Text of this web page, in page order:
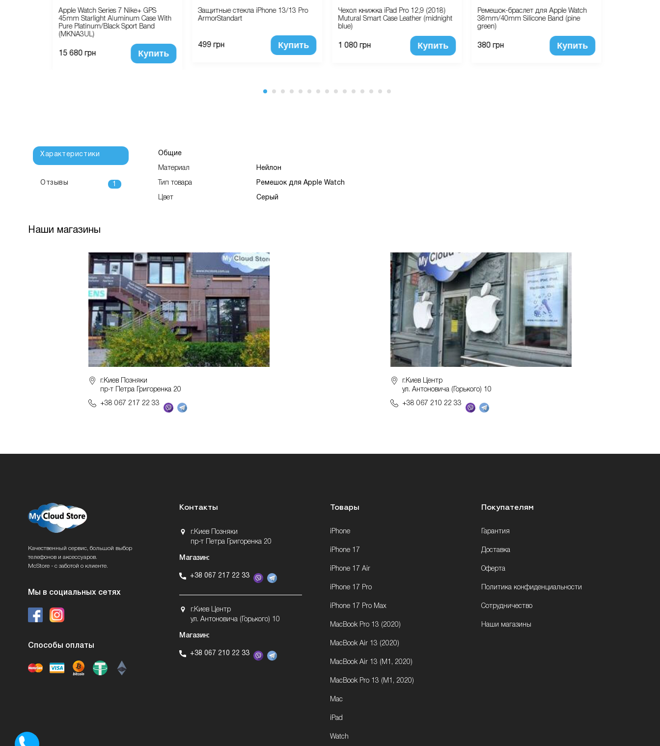
Apple Watch Series 7 Nike+ GPS
45mm Starlight Aluminum Case With
Pure Platinum/Black Sport Band
(MKNA3UL)
15 680 грн Купить
Защитные стекла iPhone 13/13 Pro
ArmorStandart
499 грн Купить
Чехол книжка iPad Pro 12,9 (2018)
Mutural Smart Case Leather (midnight
blue)
1 080 грн Купить
Ремешок-браслет для Apple Watch
38mm/40mm Silicone Band (pine
green)
380 грн Купить
Характеристики
Отзывы 1
Общие
Материал Нейлон
Тип товара Ремешок для Apple Watch
Цвет Серый
Наши магазины
г.Киев Позняки
пр-т Петра Григоренка 20
+38 067 217 22 33
г.Киев Центр
ул. Антоновича (Горького) 10
+38 067 210 22 33
Качественный сервис, большой выбор
телефонов и аксессуаров.
McStore - с заботой о клиенте.
Мы в социальных сетях
Способы оплаты
Контакты
г.Киев Позняки
пр-т Петра Григоренка 20
Магазин:
+38 067 217 22 33
г.Киев Центр
ул. Антоновича (Горького) 10
Магазин:
+38 067 210 22 33
Товары
iPhone
iPhone 17
iPhone 17 Air
iPhone 17 Pro
iPhone 17 Pro Max
MacBook Pro 13 (2020)
MacBook Air 13 (2020)
MacBook Air 13 (M1, 2020)
MacBook Pro 13 (M1, 2020)
Mac
iPad
Watch
Покупателям
Гарантия
Доставка
Оферта
Политика конфиденциальности
Сотрудничество
Наши магазины